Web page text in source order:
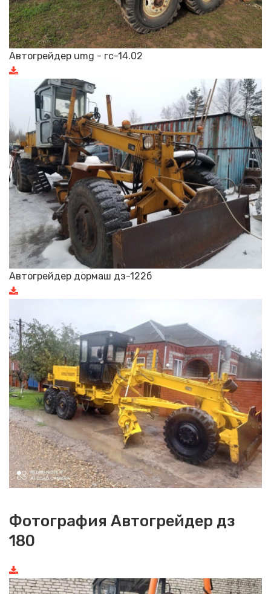
Автогрейдер umg - гс-14.02
Автогрейдер дормаш дз-122б
Фотография Автогрейдер дз
180